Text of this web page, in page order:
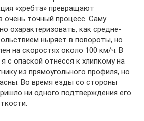
«хребта» превращают
очень точный процесс. Саму
охарактеризовать, как средне-
ныряет в повороты, но
на скоростях около 100 км/ч. В
с опаской отнёсся к хлипкому на
из прямоугольного профиля, но
Во время езды со стороны
ни одного подтверждения его